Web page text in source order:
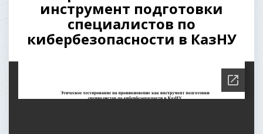
инструмент подготовки
специалистов по
кибербезопасности в КазНУ